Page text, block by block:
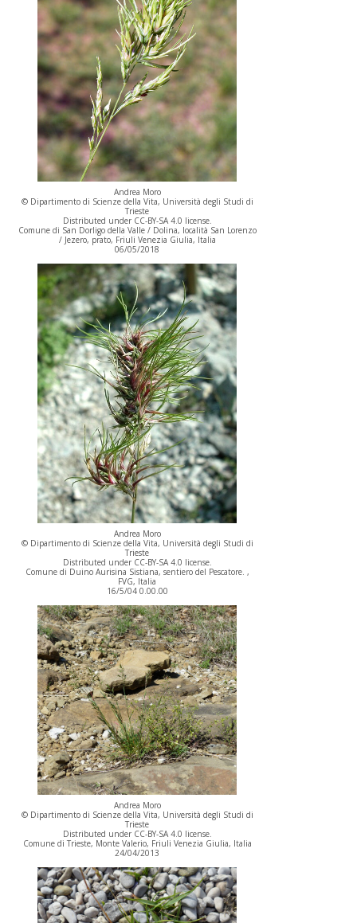
Andrea Moro
© Dipartimento di Scienze della Vita, Università degli Studi di
Trieste
Distributed under CC-BY-SA 4.0 license.
Comune di San Dorligo della Valle / Dolina, località San Lorenzo
/ Jezero, prato, Friuli Venezia Giulia, Italia
06/05/2018
Andrea Moro
© Dipartimento di Scienze della Vita, Università degli Studi di
Trieste
Distributed under CC-BY-SA 4.0 license.
Comune di Duino Aurisina Sistiana, sentiero del Pescatore. ,
FVG, Italia
16/5/04 0.00.00
Andrea Moro
© Dipartimento di Scienze della Vita, Università degli Studi di
Trieste
Distributed under CC-BY-SA 4.0 license.
Comune di Trieste, Monte Valerio, Friuli Venezia Giulia, Italia
24/04/2013